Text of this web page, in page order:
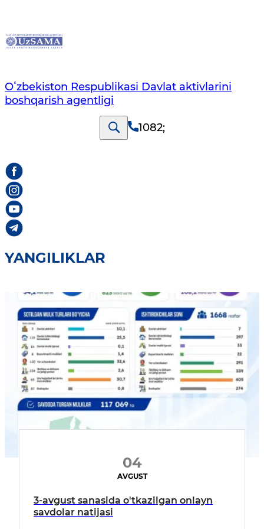
Oʻzbekiston Respublikasi Davlat aktivlarini
boshqarish agentligi
1082;
YANGILIKLAR
04
AVGUST
3-avgust sanasida o'tkazilgan onlayn
savdolar natijasi